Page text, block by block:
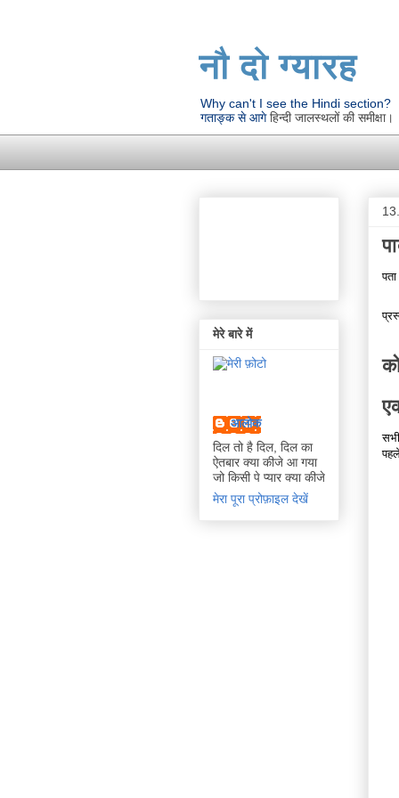
नौ दो ग्यारह
Why can't I see the Hindi section?
गताङ्क से आगेहिन्दी जालस्थलों की समीक्षा।
मेरे बारे में
आलोक
दिल तो है दिल, दिल का
ऐतबार क्या कीजे आ गया
जो किसी पे प्यार क्या कीजे
मेरा पूरा प्रोफ़ाइल देखें